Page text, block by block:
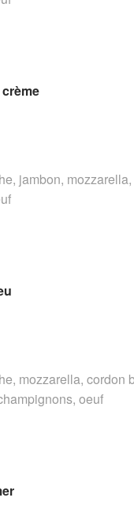
jambon, mozzarella,
mozzarella, cordon
oeuf